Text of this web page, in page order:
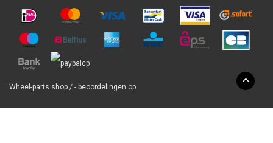
Wheel-parts.shop / - beoordelingen op